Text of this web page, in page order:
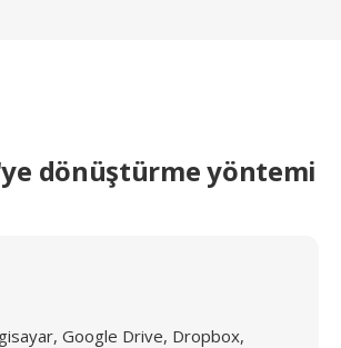
dönüştürme yöntemi
Google Drive, Dropbox,